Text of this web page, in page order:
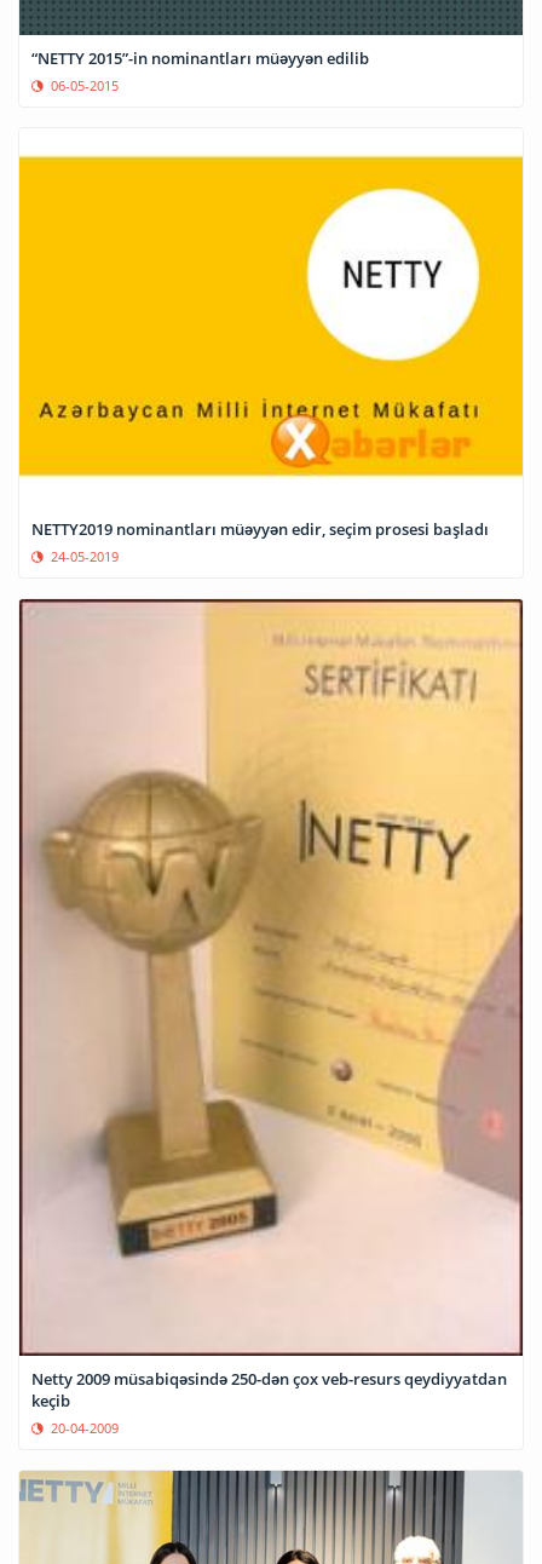
“NETTY 2015”-in nominantları müəyyən edilib
06-05-2015
NETTY2019 nominantları müəyyən edir, seçim prosesi başladı
24-05-2019
Netty 2009 müsabiqəsində 250-dən çox veb-resurs qeydiyyatdan
keçib
20-04-2009